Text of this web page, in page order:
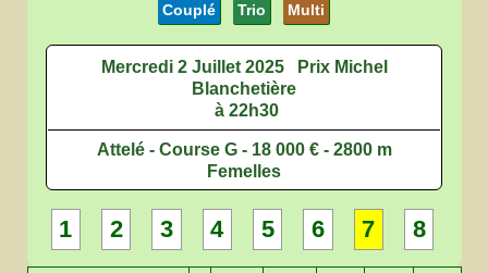
Couplé Trio Multi
Mercredi 2 Juillet 2025
Prix Michel
Blanchetière
à 22h30
Attelé - Course G - 18 000 € - 2800 m
Femelles
1 2 3 4 5 6 7 8